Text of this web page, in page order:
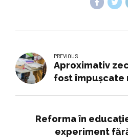
PREVIOUS
Aproximativ
fost împușcate
Reforma în
experiment